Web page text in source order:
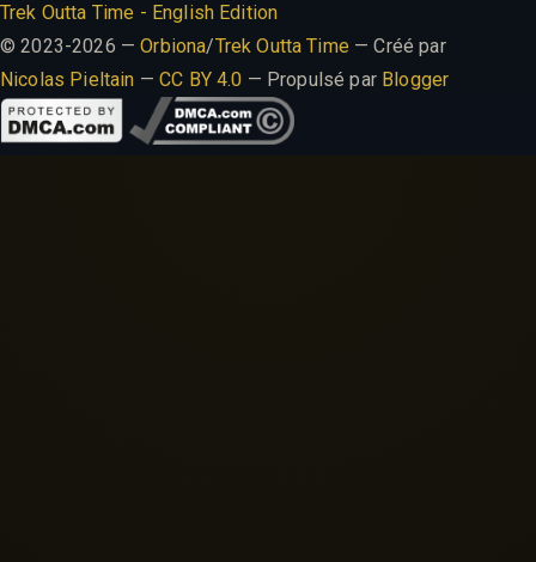
Trek Outta Time - English Edition
© 2023-2026 —Orbiona/Trek Outta Time — Créé par
Nicolas Pieltain —CC BY 4.0 — Propulsé par Blogger